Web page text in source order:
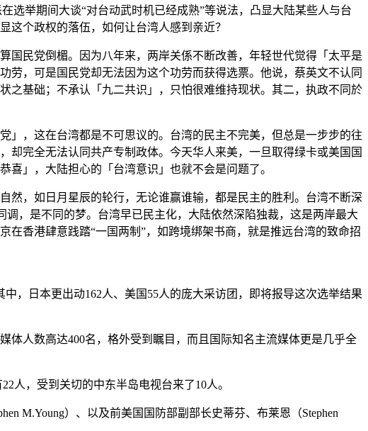
选举期间大谈“对台动武时机已经成熟”等说法，凸显大陆某些人与台
这个政权的落伍，如何让台湾人感到亲近？
国民党倒楣。因为八年来，两岸关係不断改善，年轻世代觉得「太平是
，可是国民党却无法因为这个功劳而获得选票。他说，蔡英文不认同
之基础；不承认「九二共识」，只怕很难维持现状。其二，执政不同於
」，这在台湾都是不可思议的。台湾的民主不完美，但总是一步步的往
完全无法认同共产专制政体。今天华人来美，一旦取得绿卡或美国国
」，大陆担心的「台湾意识」也就不会是问题了。
然，如日月星辰的轮行，无论谁赢谁输，都是民主的胜利。台湾不断深
，是不同的梦。台湾早已民主化，大陆依然深陷独裁，这是两岸最大
香港肆意践踏“一国两制”，如跨境绑架书商，就是推远台湾的致命招
，日本更出动162人、美国55人的庞大采访团，即将报导这次选举结果
体人数高达400名，格外受到瞩目，而且国际知名主流媒体更是几乎全
人，受到关切的中东半岛电视台来了10人。
M.Young）、以及前美国国防部副部长史蒂芬、布莱恩（Stephen